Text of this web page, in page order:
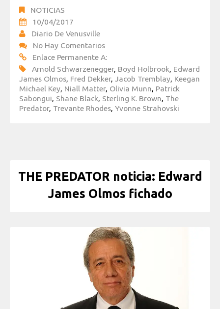
NOTICIAS
10/04/2017
Diario De Venusville
No Hay Comentarios
Enlace Permanente A:
Arnold Schwarzenegger, Boyd Holbrook, Edward
James Olmos, Fred Dekker, Jacob Tremblay, Keegan
Michael Key, Niall Matter, Olivia Munn, Patrick
Sabongui, Shane Black, Sterling K. Brown, The
Predator, Trevante Rhodes, Yvonne Strahovski
THE PREDATOR noticia: Edward
James Olmos fichado